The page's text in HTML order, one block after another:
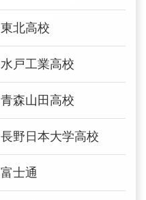
東北高校
水戸工業高校
青森山田高校
長野日本大学高校
富士通